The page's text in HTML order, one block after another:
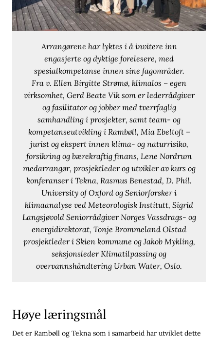
Arrangørene har lyktes i å invitere inn
engasjerte og dyktige forelesere, med
spesialkompetanse innen sine fagområder.
Fra v. Ellen Birgitte Strømø, klimalos – egen
virksomhet, Gerd Beate Vik som er lederrådgiver
og fasilitator og jobber med tverrfaglig
samhandling i prosjekter, samt team- og
kompetanseutvikling i Rambøll, Mia Ebeltoft –
jurist og ekspert innen klima- og naturrisiko,
forsikring og bærekraftig finans, Lene Nordrum
medarrangør, prosjektleder og utvikler av kurs og
konferanser i Tekna, Rasmus Benestad, D. Phil.
University of Oxford og Seniorforsker i
klimaanalyse ved Meteorologisk Institutt, Sigrid
Langsjøvold Seniorrådgiver Norges Vassdrags- og
energidirektorat, Tonje Brommeland Olstad
prosjektleder i Skien kommune og Jakob Mykling,
seksjonsleder Klimatilpassing og
overvannshåndtering Urban Water, Oslo.
Høye læringsmål
Det er Rambøll og Tekna som i samarbeid har utviklet dette